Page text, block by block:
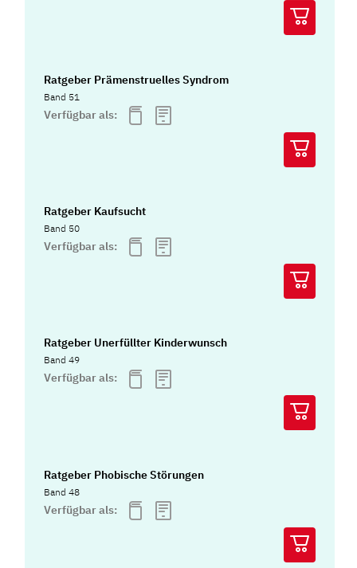
Ratgeber Prämenstruelles Syndrom
Band 51
Verfügbar als:
Ratgeber Kaufsucht
Band 50
Verfügbar als:
Ratgeber Unerfüllter Kinderwunsch
Band 49
Verfügbar als:
Ratgeber Phobische Störungen
Band 48
Verfügbar als: